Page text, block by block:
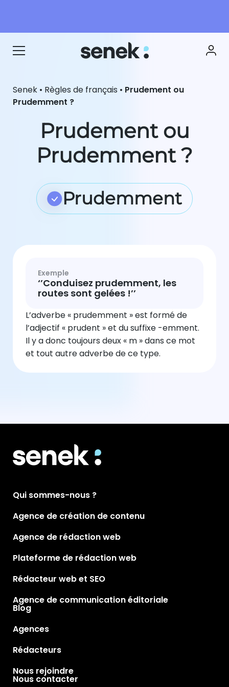
Senek • Règles de français • Prudement ou
Prudemment ?
Prudement ou
Prudemment ?
Prudemment
Exemple
‘’Conduisez prudemment, les
routes sont gelées !’’
L’adverbe « prudemment » est formé de
l’adjectif « prudent » et du suffixe -emment.
Il y a donc toujours deux « m » dans ce mot
et tout autre adverbe de ce type.
Qui sommes-nous ?
Agence de création de contenu
Agence de rédaction web
Plateforme de rédaction web
Rédacteur web et SEO
Agence de communication éditoriale
Blog
Agences
Rédacteurs
Nous rejoindre
Nous contacter